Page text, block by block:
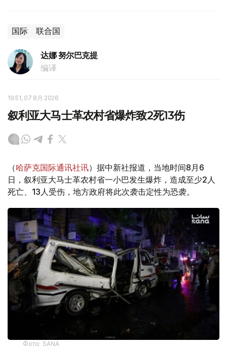
国际 联合国
达娜 努尔巴克提
编译
19:51, 07 8月 2026
叙利亚大马士革农村省爆炸致2死13伤
（哈萨克国际通讯社讯）据中新社报道，当地时间8月6
日，叙利亚大马士革农村省一小巴发生爆炸，造成至少2人
死亡、13人受伤，地方政府将此次袭击定性为恐袭。
Фото: SANA